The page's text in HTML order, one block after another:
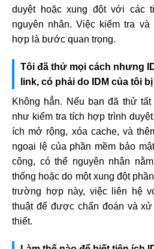
duyệt hoặc xung đột với các
nguyên nhân. Việc kiểm tra và
hợp là bước quan trọng.
Tôi đã thử mọi cách nhưng
link, có phải do IDM của tôi
Không hẳn. Nếu bạn đã thử
như kiểm tra tích hợp trình
ích mở rộng, xóa cache, và
ngoại lệ của phần mềm bảo
công, có thể nguyên nhân
thống hoặc do một xung đột
trường hợp này, việc liên hệ
thuật để được chẩn đoán và
thiết.